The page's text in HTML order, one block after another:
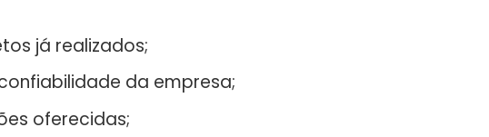
já realizados;
da empresa;
oferecidas;